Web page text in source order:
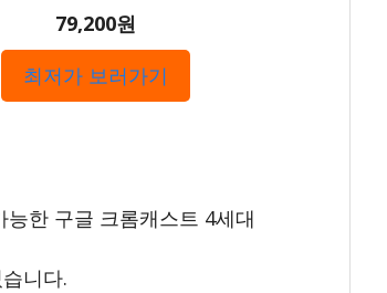
79,200원
최저가 보러가기
한 구글 크롬캐스트 4세대
니다.